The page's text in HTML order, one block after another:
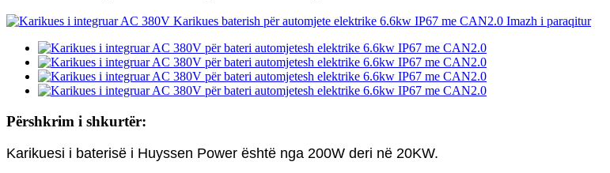
Përshkrim i shkurtër:
Karikuesi i baterisë i Huyssen Power është nga 200W deri në 20KW.